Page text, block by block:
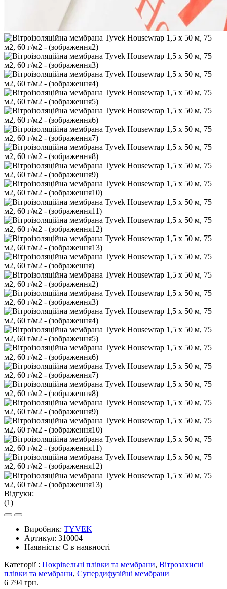
Відгуки:
(1)
Виробник: TYVEK
Артикул: 310004
Наявність: Є в наявності
Категорії : Покрівельні плівки та мембрани, Вітрозахисні
плівки та мембрани, Супердифузійні мембрани
6 794 грн.